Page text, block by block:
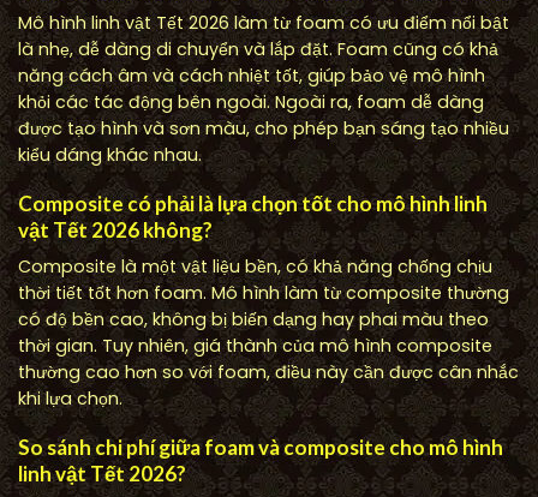
Mô hình linh vật Tết 2026 làm từ foam có ưu điểm nổi bật
là nhẹ, dễ dàng di chuyển và lắp đặt. Foam cũng có khả
năng cách âm và cách nhiệt tốt, giúp bảo vệ mô hình
khỏi các tác động bên ngoài. Ngoài ra, foam dễ dàng
được tạo hình và sơn màu, cho phép bạn sáng tạo nhiều
kiểu dáng khác nhau.
Composite có phải là lựa chọn tốt cho mô hình linh
vật Tết 2026 không?
Composite là một vật liệu bền, có khả năng chống chịu
thời tiết tốt hơn foam. Mô hình làm từ composite thường
có độ bền cao, không bị biến dạng hay phai màu theo
thời gian. Tuy nhiên, giá thành của mô hình composite
thường cao hơn so với foam, điều này cần được cân nhắc
khi lựa chọn.
So sánh chi phí giữa foam và composite cho mô hình
linh vật Tết 2026?